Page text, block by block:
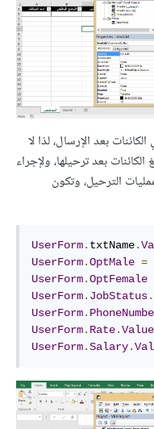
بعد الإرسال، لذا لا
بعد ترحيلها، ولإجراء
الترحيل، وتكون
UserForm. txtName.
UserForm.OptMale =
UserForm.OptFemale
UserForm. JobStatus.
UserForm.
UserForm. Rate.Value
UserForm.Salary.